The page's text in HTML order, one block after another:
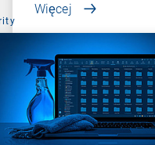
Więcej